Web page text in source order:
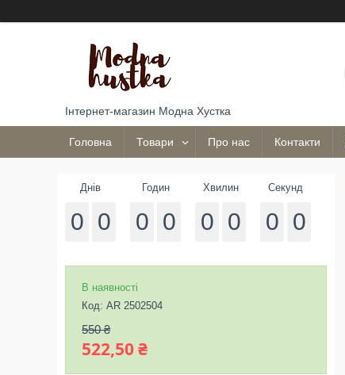
Інтернет-магазин Модна Хустка
Головна Товари Про нас Контакти
Днів
0 0
Годин
0 0
Хвилин
0 0
Секунд
0 0
В наявності
Код: AR 2502504
550 ₴
522,50 ₴